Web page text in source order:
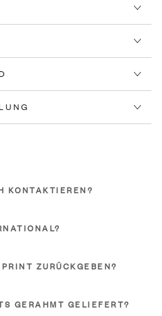
KONTAKTIEREN?
ZURÜCKGEBEN?
GERAHMT GELIEFERT?